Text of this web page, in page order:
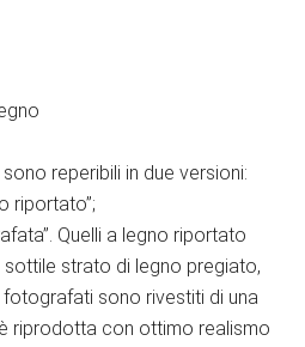
reperibili in due versioni:
riportato”;
Quelli a legno riportato
sottile strato di legno pregiato,
sono rivestiti di una
riprodotta con ottimo realismo